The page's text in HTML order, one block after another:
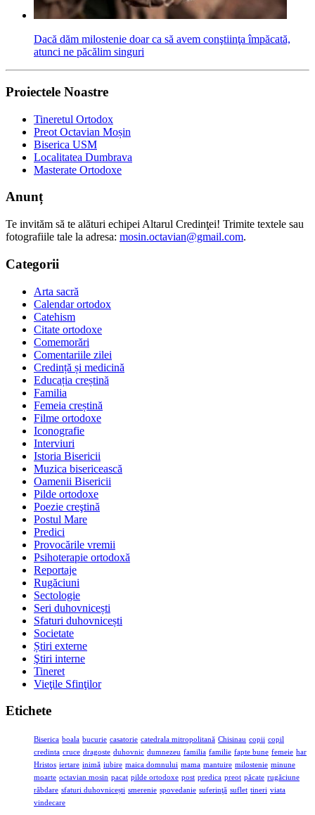
Dacă dăm milostenie doar ca să avem conştiinţa împăcată,
atunci ne păcălim singuri
Proiectele Noastre
Tineretul Ortodox
Preot Octavian Moșin
Biserica USM
Localitatea Dumbrava
Masterate Ortodoxe
Anunț
Te invităm să te alături echipei Altarul Credinţei! Trimite textele sau
fotografiile tale la adresa: mosin.octavian@gmail.com.
Categorii
Arta sacră
Calendar ortodox
Catehism
Citate ortodoxe
Comemorări
Comentariile zilei
Credință și medicină
Educația creștină
Familia
Femeia creștină
Filme ortodoxe
Iconografie
Interviuri
Istoria Bisericii
Muzica bisericească
Oamenii Bisericii
Pilde ortodoxe
Poezie creştină
Postul Mare
Predici
Provocările vremii
Psihoterapie ortodoxă
Reportaje
Rugăciuni
Sectologie
Seri duhovnicești
Sfaturi duhovnicești
Societate
Știri externe
Ştiri interne
Tineret
Vieţile Sfinţilor
Etichete
Biserica boala bucurie casatorie catedrala mitropolitană Chisinau copii copil
credinta cruce dragoste duhovnic dumnezeu familia familie fapte bune femeie har
Hristos iertare inimă iubire maica domnului mama mantuire milostenie minune
moarte octavian mosin pacat pilde ortodoxe post predica preot păcate rugăciune
răbdare sfaturi duhovnicești smerenie spovedanie suferinţă suflet tineri viata
vindecare